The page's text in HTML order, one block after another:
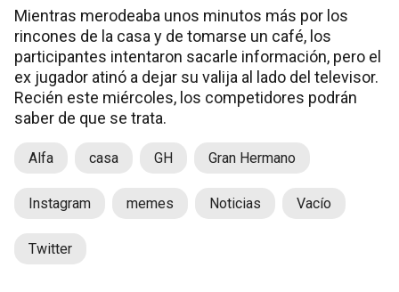
Mientras merodeaba unos minutos más por los
rincones de la casa y de tomarse un café, los
participantes intentaron sacarle información, pero el
ex jugador atinó a dejar su valija al lado del televisor.
Recién este miércoles, los competidores podrán
saber de que se trata.
Alfa casa GH Gran Hermano
Instagram memes Noticias Vacío
Twitter